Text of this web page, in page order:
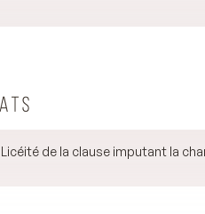
Licéité de la clause imputant la